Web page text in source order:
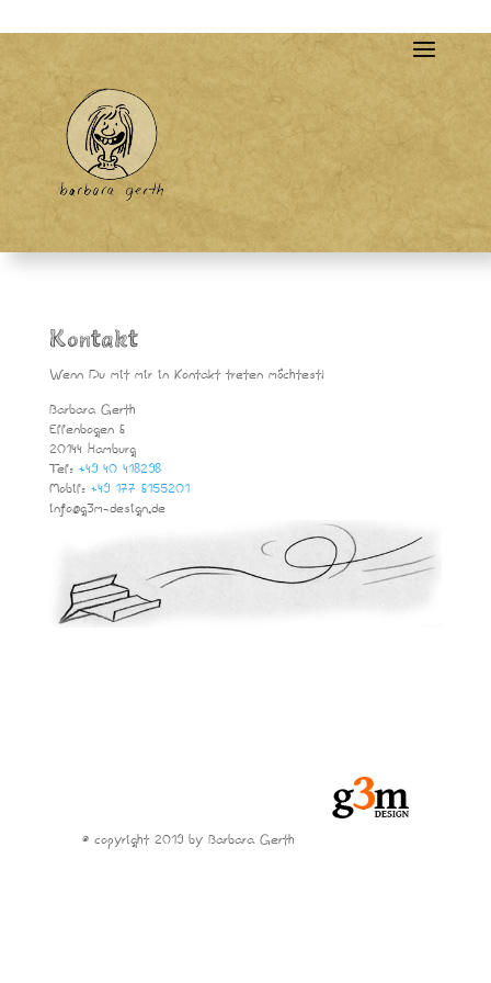
Kontakt
Wenn Du mit mir in Kontakt treten möchtest!
Barbara Gerth
Ellenbogen 6
20144 Hamburg
Tel: +49 40 418298
Mobil: +49 177 6155201
info@g3m-design.de
© copyright 2019 by Barbara Gerth